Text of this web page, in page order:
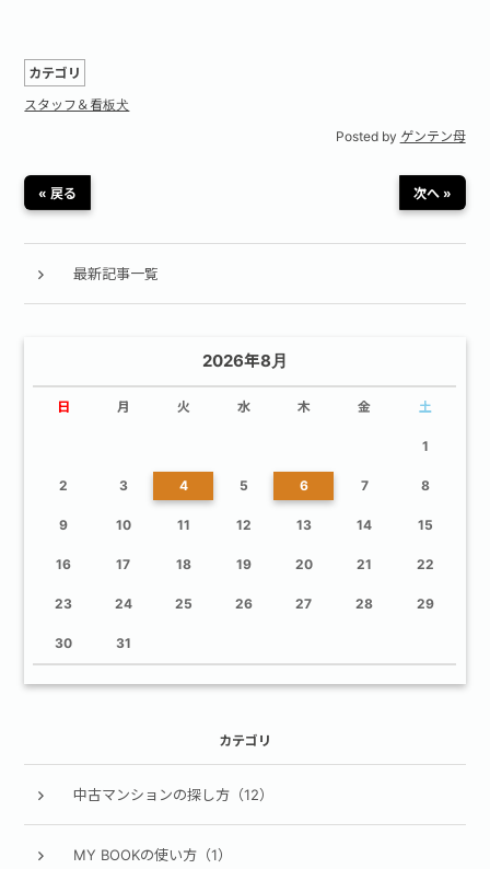
カテゴリ
スタッフ＆看板犬
Posted by ゲンテン母
« 戻る 次へ »
最新記事一覧
2026年8月
日 月 火 水 木 金 土
1
2 3 4 5 6 7 8
9 10 11 12 13 14 15
16 17 18 19 20 21 22
23 24 25 26 27 28 29
30 31
カテゴリ
中古マンションの探し方（12）
MY BOOKの使い方（1）